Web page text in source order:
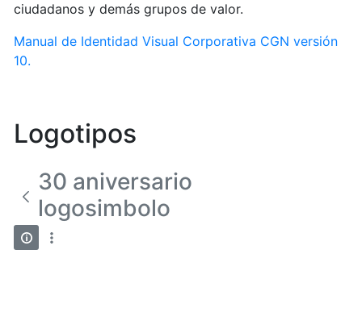
ciudadanos y demás grupos de valor.
Manual de Identidad Visual Corporativa CGN versión
10.
Logotipos
30 aniversario
logosimbolo